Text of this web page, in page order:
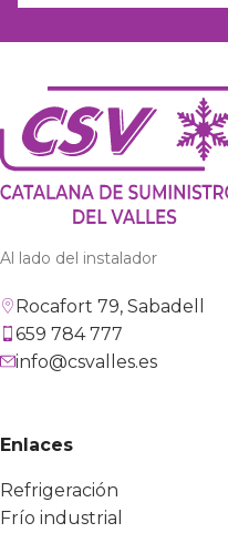
Al lado del instalador
Rocafort 79, Sabadell
659 784 777
info@csvalles.es
Enlaces
Refrigeración
Frío industrial